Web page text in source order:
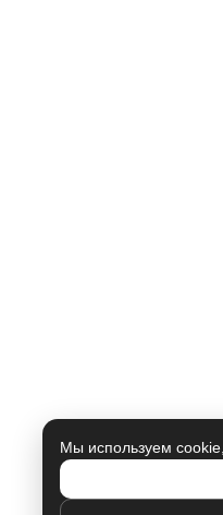
Мы используем